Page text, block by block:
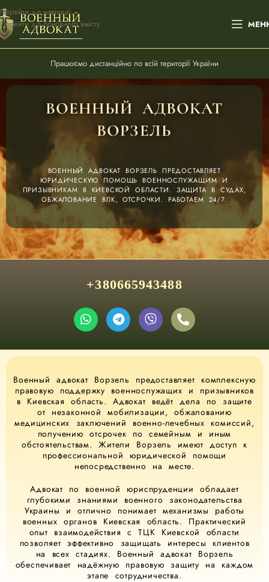
Перейти до навігації
Перейти до основного вмісту
Працюємо дистанційно по всій території України
ВОЕННЫЙ АДВОКАТ
ВОРЗЕЛЬ
ВОЕННЫЙ АДВОКАТ ВОРЗЕЛЬ ПРЕДОСТАВЛЯЕТ
ЮРИДИЧЕСКУЮ ПОМОЩЬ ВОЕННОСЛУЖАЩИМ И
ПРИЗЫВНИКАМ В КИЕВСКОЙ ОБЛАСТИ. ЗАЩИТА В СУДАХ,
ОБЖАЛОВАНИЕ ВЛК, ОТСРОЧКИ. РАБОТАЕМ 24/7.
+380665943488
Военный адвокат Ворзель предоставляет комплексную
правовую поддержку военнослужащих и призывников
в Киевская область. Адвокат ведёт дела по защите
от незаконной мобилизации, обжалованию
медицинских заключений военно-лечебных комиссий,
получению отсрочек по семейным и иным
обстоятельствам. Жители Ворзель имеют доступ к
профессиональной юридической помощи
непосредственно на месте.
Адвокат по военной юриспруденции обладает
глубокими знаниями военного законодательства
Украины и отлично понимает механизмы работы
военных органов Киевская область. Практический
опыт взаимодействия с ТЦК Киевской области
позволяет эффективно защищать интересы клиентов
на всех стадиях. Военный адвокат Ворзель
обеспечивает надёжную правовую защиту на каждом
этапе сотрудничества.